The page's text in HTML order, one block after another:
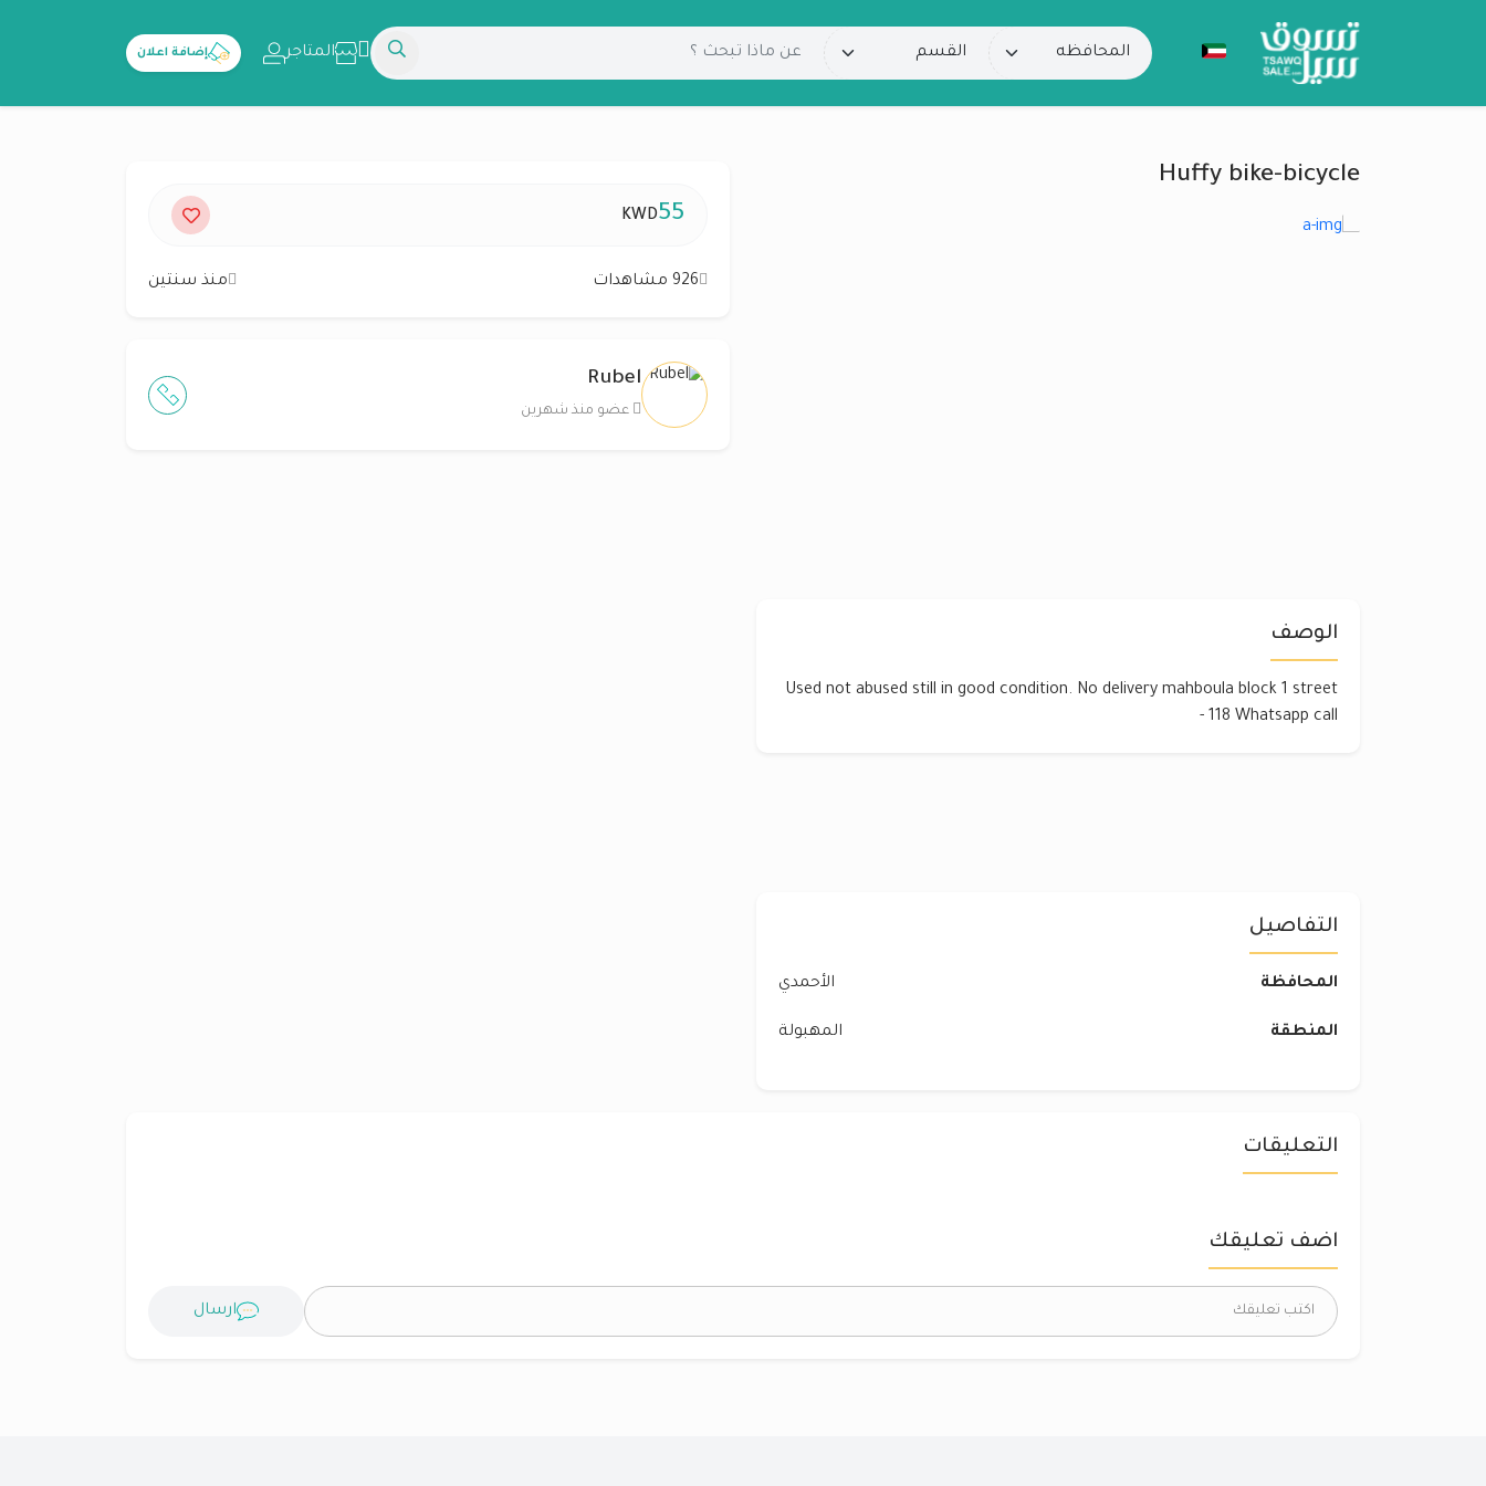
المتاجر إضافة اعلان
Huffy bike-bicycle
الوصف
Used not abused still in good condition. No delivery mahboula block 1 street
118 Whatsapp call -
55
KWD
926 مشاهدات منذ سنتين
Rubel
عضو منذ شهرين
التفاصيل
المحافظة الأحمدي
المنطقة المهبولة
التعليقات
اضف تعليقك
ارسال